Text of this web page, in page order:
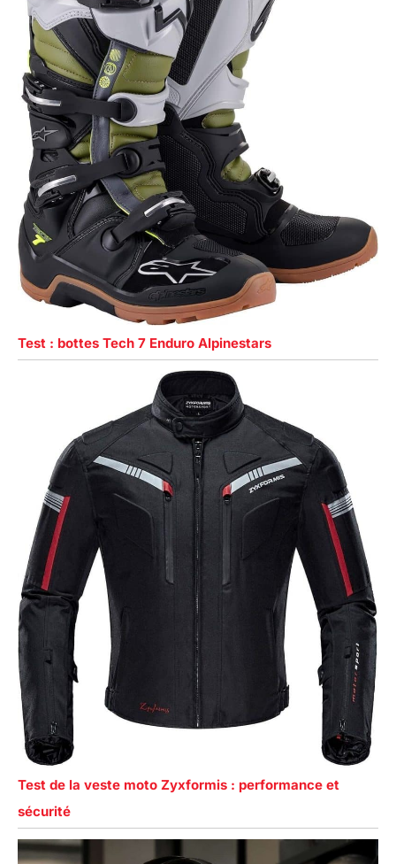
Test : bottes Tech 7 Enduro Alpinestars
Test de la veste moto Zyxformis : performance et
sécurité